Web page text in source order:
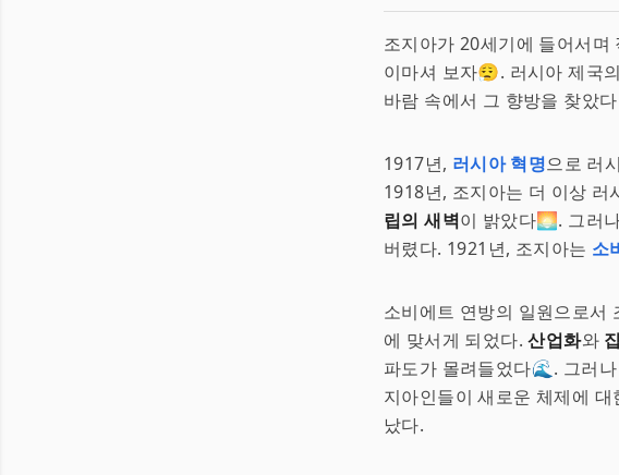
조지아가 20세기에 들어서며
이마셔 보자😮‍💨. 러시아 제
바람 속에서 그 향방을 찾았
1917년, 러시아 혁명으로 러
1918년, 조지아는 더 이상 러
립의 새벽이 밝았다🌅. 그러
버렸다. 1921년, 조지아는 소
소비에트 연방의 일원으로서
에 맞서게 되었다.산업화와
파도가 몰려들었다🌊. 그러
지아인들이 새로운 체제에
났다.